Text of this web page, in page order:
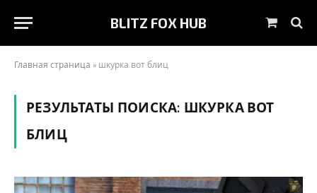
BLITZ FOX HUB
Cart
Главная страница » шкурка вот блиц
РЕЗУЛЬТАТЫ ПОИСКА: ШКУРКА ВОТ
БЛИЦ